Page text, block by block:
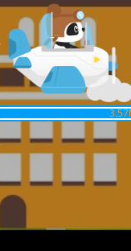
3.70